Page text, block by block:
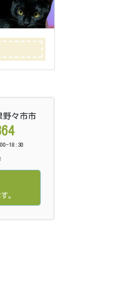
野々市市
18:30
。